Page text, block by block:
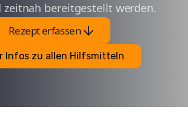
zeitnah bereitgestellt werden.
Rezept erfassenarrow_downward
Infos zu allen Hilfsmitteln